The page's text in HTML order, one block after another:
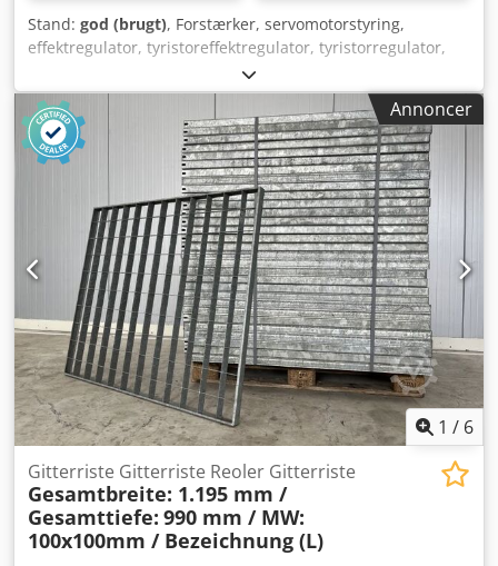
Stand: god (brugt), Forstærker, servomotorstyring,
effektregulator, tyristoreffektregulator, tyristorregulator,
effektkontrol - Fabrikat: Gefran,
effektregulator/effektkontrol - Type: GTF-25-480 - Antal: 5
stk. effektregulatorer tilgængelige - Pris: pr. stk. Dcsdpfx
Aeubfyhjdtek - Dimensioner: 150/60/H135 mm - Vægt: 0,9
kg/stk.
Annoncer
1 / 6
Gitterriste Gitterriste Reoler Gitterriste
Gesamtbreite: 1.195 mm /
Gesamttiefe: 990 mm / MW:
100x100mm / Bezeichnung (L)